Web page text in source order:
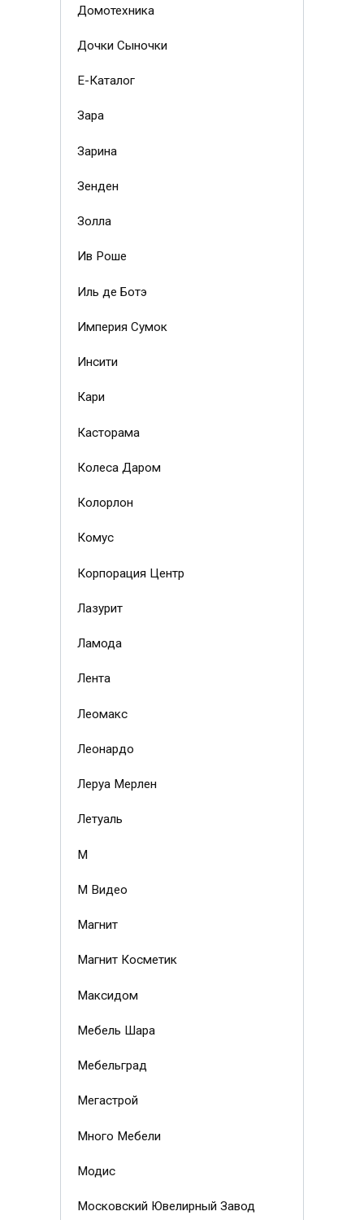
Домотехника
Дочки Сыночки
Е-Каталог
Зара
Зарина
Зенден
Золла
Ив Роше
Иль де Ботэ
Империя Сумок
Инсити
Кари
Касторама
Колеса Даром
Колорлон
Комус
Корпорация Центр
Лазурит
Ламода
Лента
Леомакс
Леонардо
Леруа Мерлен
Летуаль
М
М Видео
Магнит
Магнит Косметик
Максидом
Мебель Шара
Мебельград
Мегастрой
Много Мебели
Модис
Московский Ювелирный Завод